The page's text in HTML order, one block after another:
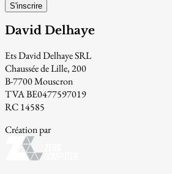
S'inscrire
David Delhaye
Ets David Delhaye SRL
Chaussée de Lille, 200
B-7700 Mouscron
TVA BE0477597019
RC 14585
Création par